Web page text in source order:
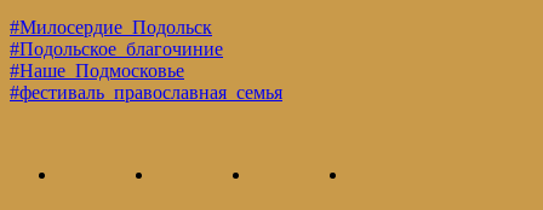
#Милосердие_Подольск
#Подольское_благочиние
#Наше_Подмосковье
#фестиваль_православная_семья